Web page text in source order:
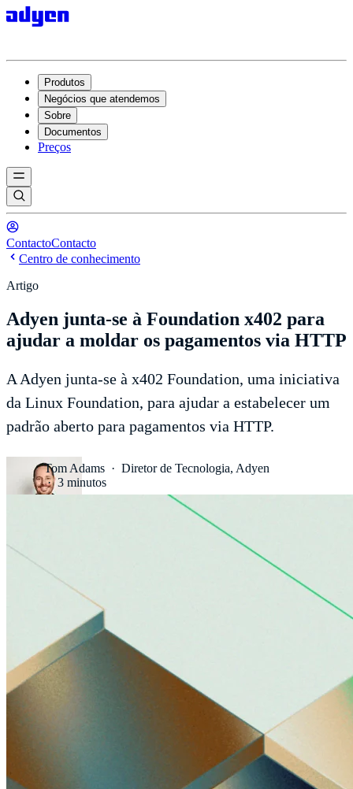
Produtos
Negócios que atendemos
Sobre
Documentos
Preços
ContactoContacto
Centro de conhecimento
Artigo
Adyen junta-se à Foundation x402 para
ajudar a moldar os pagamentos via HTTP
A Adyen junta-se à x402 Foundation, uma iniciativa
da Linux Foundation, para ajudar a estabelecer um
padrão aberto para pagamentos via HTTP.
Tom Adams · Diretor de Tecnologia, Adyen
·3 minutos